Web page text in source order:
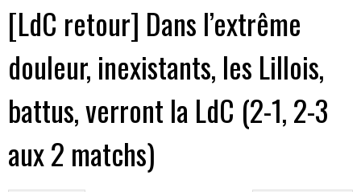
[LdC retour] Dans l’extrême
douleur, inexistants, les Lillois,
battus, verront la LdC (2-1, 2-3
aux 2 matchs)